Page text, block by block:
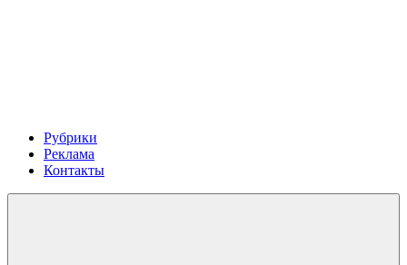
Рубрики
Реклама
Контакты